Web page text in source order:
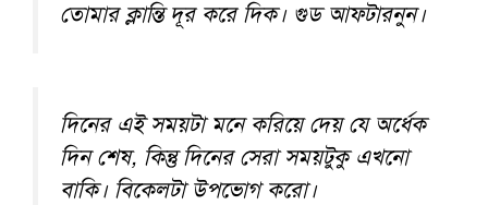
তোমার ক্লান্তি দূর করে দিক। গুড আফটারনুন।
দিনের এই সময়টা মনে করিয়ে দেয় যে অর্ধেক
দিন শেষ, কিন্তু দিনের সেরা সময়টুকু এখনো
বাকি। বিকেলটা উপভোগ করো।